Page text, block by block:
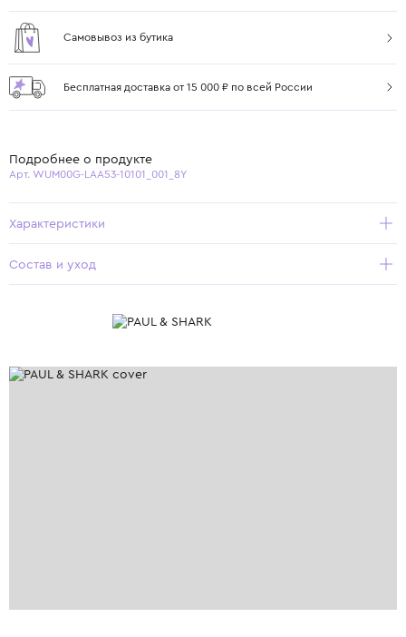
Самовывоз из бутика
Бесплатная доставка от 15 000 ₽ по всей России
Подробнее о продукте
Арт. WUM00G-LAA53-10101_001_8Y
Характеристики
Состав и уход